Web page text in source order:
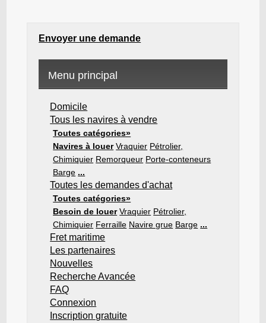
Envoyer une demande
Menu principal
Domicile
Tous les navires à vendre
Toutes catégories»
Navires à louer Vraquier Pétrolier,
Chimiquier Remorqueur Porte-conteneurs
Barge ...
Toutes les demandes d'achat
Toutes catégories»
Besoin de louer Vraquier Pétrolier,
Chimiquier Ferraille Navire grue Barge ...
Fret maritime
Les partenaires
Nouvelles
Recherche Avancée
FAQ
Connexion
Inscription gratuite